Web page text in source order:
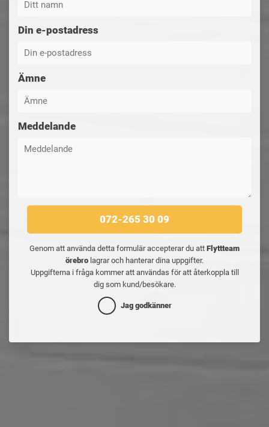
Din e-postadress
Ämne
Meddelande
072-265 30 09
Genom att använda detta formulär accepterar du att Flyttteam
örebro lagrar och hanterar dina uppgifter.
Uppgifterna i fråga kommer att användas för att återkoppla till
dig som kund/besökare.
Jag godkänner